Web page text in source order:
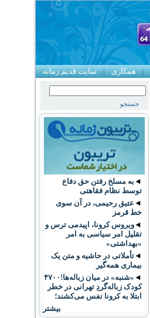
سایت قدیم زمانه همکاری
◄ به مسلخ رفتن حق دفاع
توسط نظام فقاهتی
◄ عتیق رحیمی، در آن سوی
خط قرمز
◄ ویروس کرونا، اپیدمی ترس و
تقلیل امر سیاسی به امر
«بهداشتی»
◄ تأملاتی در حاشیه و متن یک
بیماری همه‌گیر
◄
«شنبه» در میان زباله‌ها!۴۷۰۰
کودک زباله‌گردِ تهرانی در خطر
ابتلا به کرونا نفس می‌کشند؛
بیشتر